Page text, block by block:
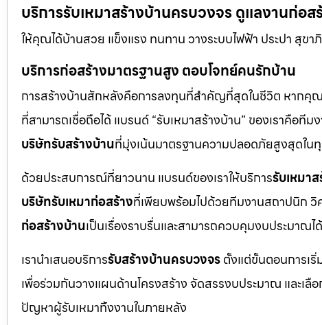
บริการรับเหมาสร้างบ้านครบวงจร ดูแลงานก่อ
ให้คุณได้บ้านสวย แข็งแรง ทนทาน วางระบบไฟฟ้า ประปา สุข
บริการก่อสร้างมาตรฐานสูง ตอบโจทย์คนรักบ้าน
การสร้างบ้านสักหลังคือการลงทุนที่สำคัญที่สุดในชีวิต หากคุ
ที่สามารถเชื่อถือได้ แบรนด์ “รับเหมาสร้างบ้าน” ของเราคื
บริษัทรับสร้างบ้านที่มุ่งเน้นมาตรฐานความปลอดภัยสูงสุดใน
ด้วยประสบการณ์ที่ยาวนาน แบรนด์ของเราให้บริการรับเหมา
บริษัทรับเหมาก่อสร้างที่เพียบพร้อมไปด้วยทีมงานสถาปนิก วิ
ก่อสร้างบ้านเป็นเรื่องราบรื่นและสามารถควบคุมงบประมาณ
เรานำเสนอบริการรับสร้างบ้านครบวงจรตั้งแต่ขั้นตอนการเริ่
เพื่อร่วมกันวางแผนด้านโครงสร้าง จัดสรรงบประมาณ และ
ปัญหาผู้รับเหมาทิ้งงานในภายหลัง